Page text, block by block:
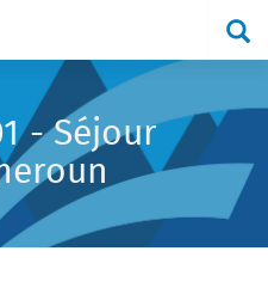
de recherche
- Séjour